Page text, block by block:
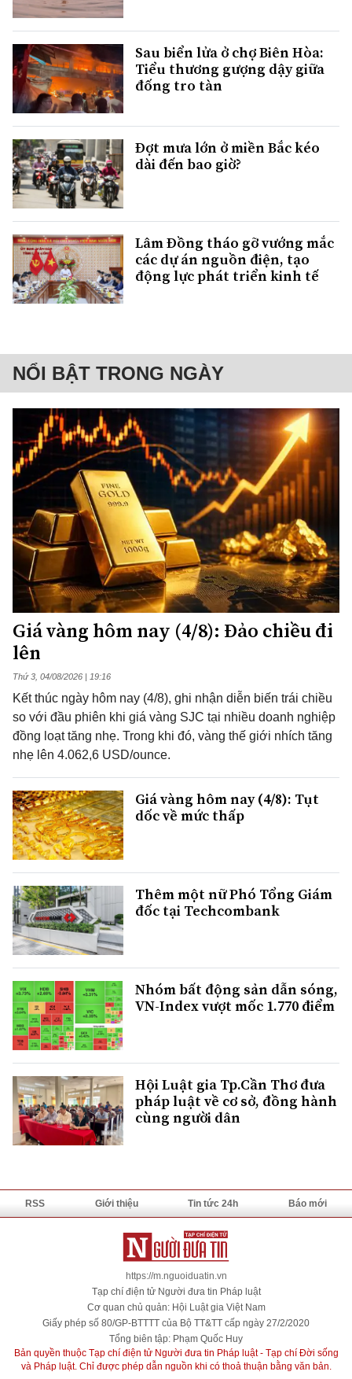
Sau biển lửa ở chợ Biên Hòa:
Tiểu thương gượng dậy giữa
đống tro tàn
Đợt mưa lớn ở miền Bắc kéo
dài đến bao giờ?
Lâm Đồng tháo gỡ vướng mắc
các dự án nguồn điện, tạo
động lực phát triển kinh tế
NỔI BẬT TRONG NGÀY
Giá vàng hôm nay (4/8): Đảo chiều đi
lên
Thứ 3, 04/08/2026 | 19:16
Kết thúc ngày hôm nay (4/8), ghi nhận diễn biến trái chiều
so với đầu phiên khi giá vàng SJC tại nhiều doanh nghiệp
đồng loạt tăng nhẹ. Trong khi đó, vàng thế giới nhích tăng
nhẹ lên 4.062,6 USD/ounce.
Giá vàng hôm nay (4/8): Tụt
dốc về mức thấp
Thêm một nữ Phó Tổng Giám
đốc tại Techcombank
Nhóm bất động sản dẫn sóng,
VN-Index vượt mốc 1.770 điểm
Hội Luật gia Tp.Cần Thơ đưa
pháp luật về cơ sở, đồng hành
cùng người dân
RSS Giới thiệu Tin tức 24h Báo mới
https://m.nguoiduatin.vn
Tạp chí điện tử Người đưa tin Pháp luật
Cơ quan chủ quản: Hội Luật gia Việt Nam
Giấy phép số 80/GP-BTTTT của Bộ TT&TT cấp ngày 27/2/2020
Tổng biên tập: Phạm Quốc Huy
Bản quyền thuộc Tạp chí điện tử Người đưa tin Pháp luật - Tạp chí Đời sống
và Pháp luật. Chỉ được phép dẫn nguồn khi có thoả thuận bằng văn bản.